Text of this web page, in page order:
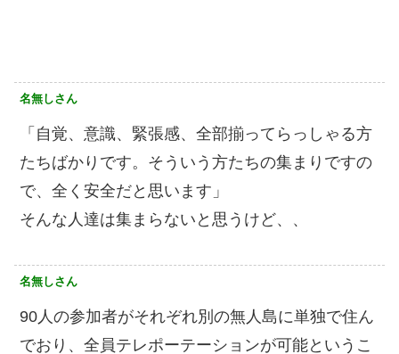
名無しさん
「自覚、意識、緊張感、全部揃ってらっしゃる方
たちばかりです。そういう方たちの集まりですの
で、全く安全だと思います」
そんな人達は集まらないと思うけど、、
名無しさん
90人の参加者がそれぞれ別の無人島に単独で住ん
でおり、全員テレポーテーションが可能というこ